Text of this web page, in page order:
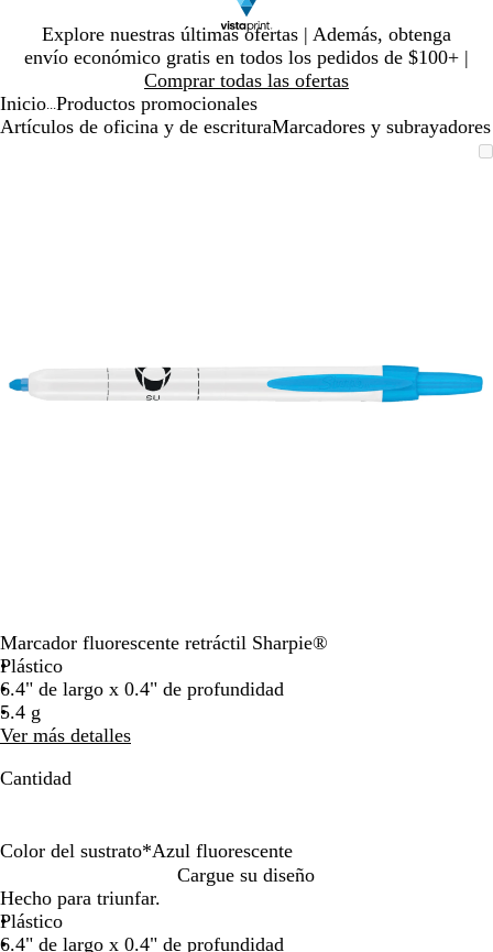
Explore nuestras últimas ofertas | Además, obtenga
envío económico gratis en todos los pedidos de $100+ |
Comprar todas las ofertas
Diapositiva
1
Inicio Productos promocionales
Artículos de oficina y de escrituraMarcadores y subrayadores
acercar/alejar
con
Marcador fluorescente retráctil Sharpie®
Plástico
6.4" de largo x 0.4" de profundidad
5.4 g
Ver más detalles
Cantidad
Color del sustrato*Azul fluorescente
m
a
r
o
s
a
z
u
l
a
r
a
Cargue su diseño
Hecho para triunfar.
Plástico
6.4" de largo x 0.4" de profundidad